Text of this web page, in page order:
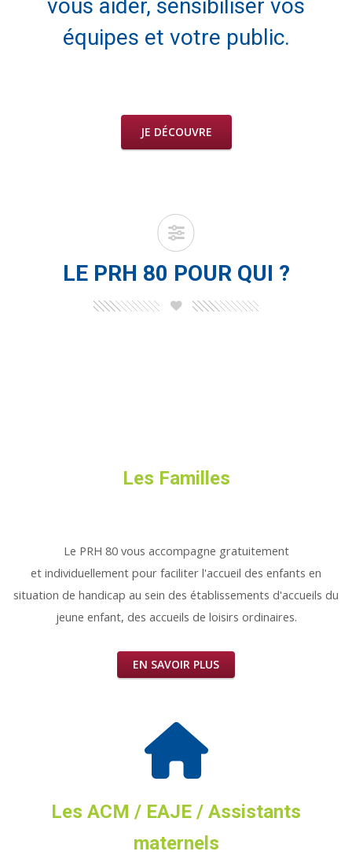
vous aider, sensibiliser vos
équipes et votre public.
JE DÉCOUVRE
LE PRH 80 POUR QUI ?
Les Familles
Le PRH 80 vous accompagne gratuitement
et individuellement pour faciliter l'accueil des enfants en
situation de handicap au sein des établissements d'accueils du
jeune enfant, des accueils de loisirs ordinaires.
EN SAVOIR PLUS
Les ACM / EAJE / Assistants
maternels